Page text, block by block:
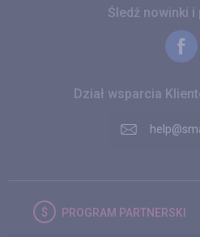
Śledź nowinki
Dział wsparcia
PROGRAM PARTNERSKI